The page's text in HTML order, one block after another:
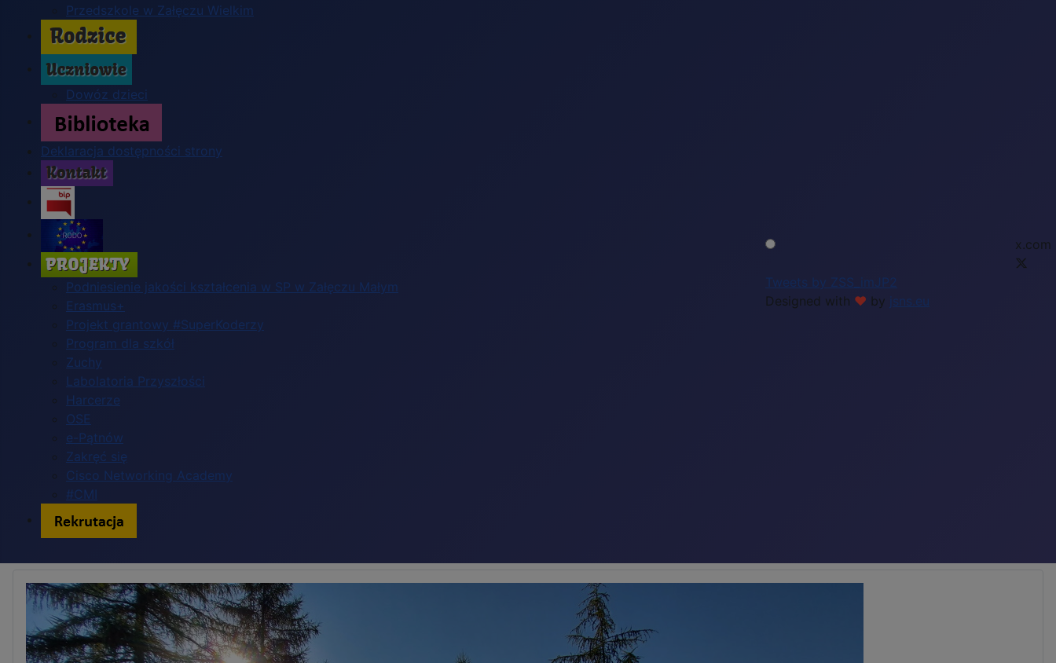
Przedszkole w Załęczu Wielkim
Dowóz dzieci
Deklaracja dostępności strony
Podniesienie jakości kształcenia w SP w Załęczu Małym
Erasmus+
Projekt grantowy #SuperKoderzy
Program dla szkół
Zuchy
Labolatoria Przyszłości
Harcerze
OSE
e-Pątnów
Zakręć się
Cisco Networking Academy
#CMI
x.com
Tweets by ZSS_imJP2
Designed with ❤ by jsns.eu